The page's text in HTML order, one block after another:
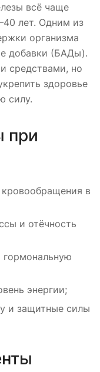
всё чаще
лет. Одним из
организма
добавки (БАДы).
средствами, но
здоровье
силу.
при
в
и отёчность
энергии;
и защитные силы